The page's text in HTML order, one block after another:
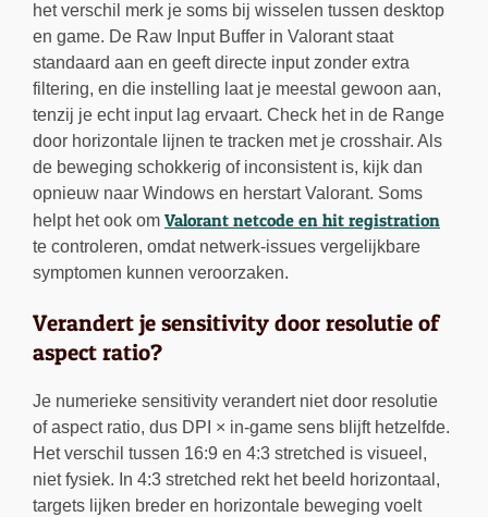
het verschil merk je soms bij wisselen tussen desktop
en game. De Raw Input Buffer in Valorant staat
standaard aan en geeft directe input zonder extra
filtering, en die instelling laat je meestal gewoon aan,
tenzij je echt input lag ervaart. Check het in de Range
door horizontale lijnen te tracken met je crosshair. Als
de beweging schokkerig of inconsistent is, kijk dan
opnieuw naar Windows en herstart Valorant. Soms
helpt het ook om Valorant netcode en hit registration
te controleren, omdat netwerk-issues vergelijkbare
symptomen kunnen veroorzaken.
Verandert je sensitivity door resolutie of
aspect ratio?
Je numerieke sensitivity verandert niet door resolutie
of aspect ratio, dus DPI × in-game sens blijft hetzelfde.
Het verschil tussen 16:9 en 4:3 stretched is visueel,
niet fysiek. In 4:3 stretched rekt het beeld horizontaal,
targets lijken breder en horizontale beweging voelt